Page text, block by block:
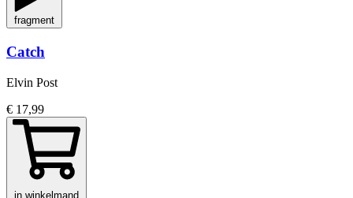
fragment
Catch
Elvin Post
€ 17,99
in winkelmand